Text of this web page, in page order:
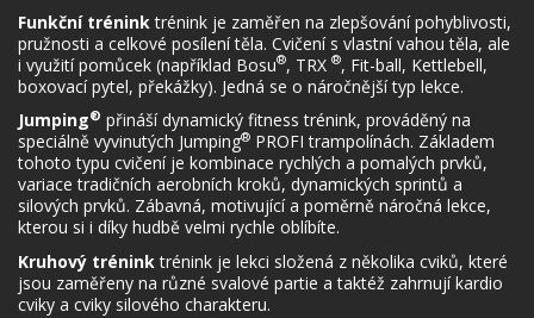
Funkční tréninktrénink je zaměřen na zlepšování pohyblivosti,
pružnosti a celkové posílení těla. Cvičení s vlastní vahou těla, ale
i využití pomůcek (například Bosu®, TRX ®, Fit-ball, Kettlebell,
boxovací pytel, překážky). Jedná se o náročnější typ lekce.
Jumping® přináší dynamický fitness trénink, prováděný na
speciálně vyvinutých Jumping® PROFI trampolínách. Základem
tohoto typu cvičení je kombinace rychlých a pomalých prvků,
variace tradičních aerobních kroků, dynamických sprintů a
silových prvků. Zábavná, motivující a poměrně náročná lekce,
kterou si i díky hudbě velmi rychle oblíbíte.
Kruhový tréninktrénink je lekci složená z několika cviků, které
jsou zaměřeny na různé svalové partie a taktéž zahrnují kardio
cviky a cviky silového charakteru.